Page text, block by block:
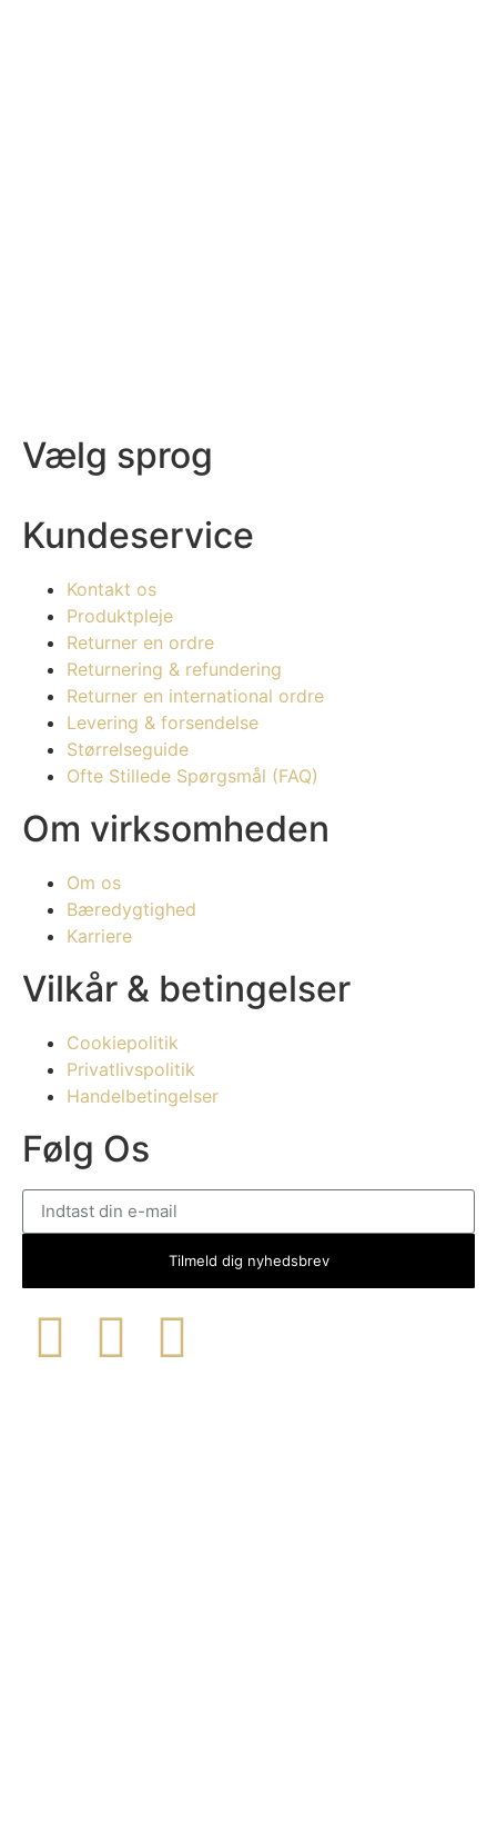
Vælg sprog
Kundeservice
Kontakt os
Produktpleje
Returner en ordre
Returnering & refundering
Returner en international ordre
Levering & forsendelse
Størrelseguide
Ofte Stillede Spørgsmål (FAQ)
Om virksomheden
Om os
Bæredygtighed
Karriere
Vilkår & betingelser
Cookiepolitik
Privatlivspolitik
Handelbetingelser
Følg Os
Tilmeld dig nyhedsbrev